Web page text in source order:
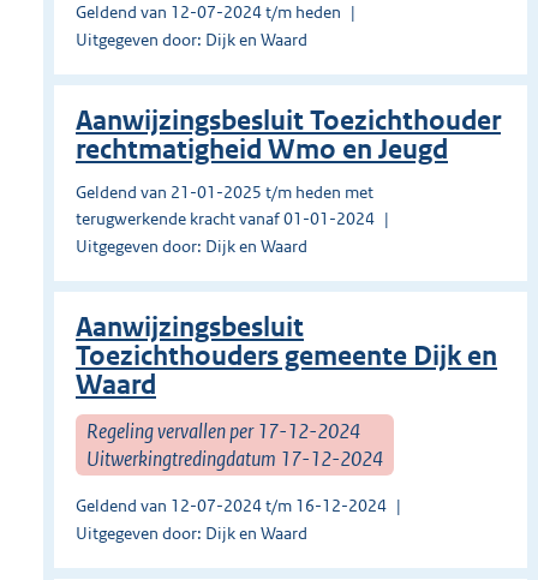
Geldend van 12-07-2024 t/m heden
Uitgegeven door: Dijk en Waard
Aanwijzingsbesluit Toezichthouder
rechtmatigheid Wmo en Jeugd
Geldend van 21-01-2025 t/m heden met
terugwerkende kracht vanaf 01-01-2024
Uitgegeven door: Dijk en Waard
Aanwijzingsbesluit
Toezichthouders gemeente Dijk en
Waard
Regeling vervallen per 17-12-2024
Uitwerkingtredingdatum 17-12-2024
Geldend van 12-07-2024 t/m 16-12-2024
Uitgegeven door: Dijk en Waard